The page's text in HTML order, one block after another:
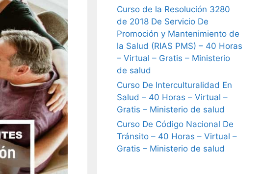
Curso de la Resolución 3280
de 2018 De Servicio De
Promoción y Mantenimiento de
la Salud (RIAS PMS) – 40 Horas
– Virtual – Gratis – Ministerio
de salud
Curso De Interculturalidad En
Salud – 40 Horas – Virtual –
Gratis – Ministerio de salud
Curso De Código Nacional De
Tránsito – 40 Horas – Virtual –
Gratis – Ministerio de salud